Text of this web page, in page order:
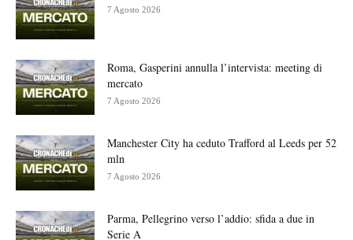
7 Agosto 2026
Roma, Gasperini annulla l’intervista: meeting di
mercato
7 Agosto 2026
Manchester City ha ceduto Trafford al Leeds per 52
mln
7 Agosto 2026
Parma, Pellegrino verso l’addio: sfida a due in
Serie A